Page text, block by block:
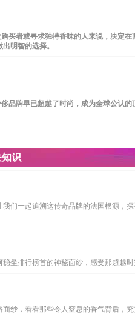
买者或寻求独特香味的人来说，决定在
明智的选择。
品牌早已超越了时尚，成为全球公认的
识
们一起追溯这传奇品牌的法国根源，
坐排行榜首的神秘面纱，感受那超越
纱，看看那些令人窒息的香气背后，